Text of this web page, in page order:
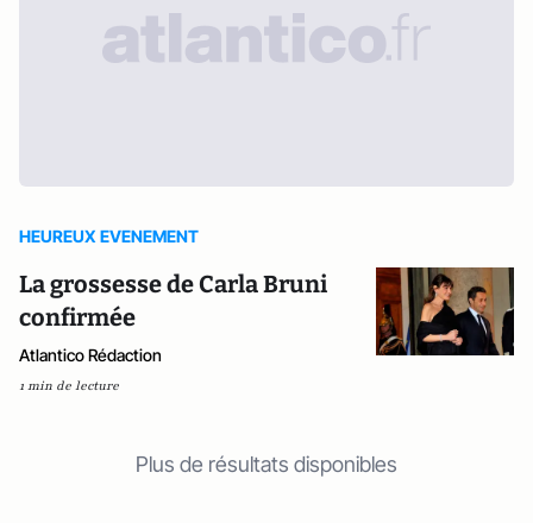
HEUREUX EVENEMENT
La grossesse de Carla Bruni
confirmée
Atlantico Rédaction
1 min de lecture
Plus de résultats disponibles